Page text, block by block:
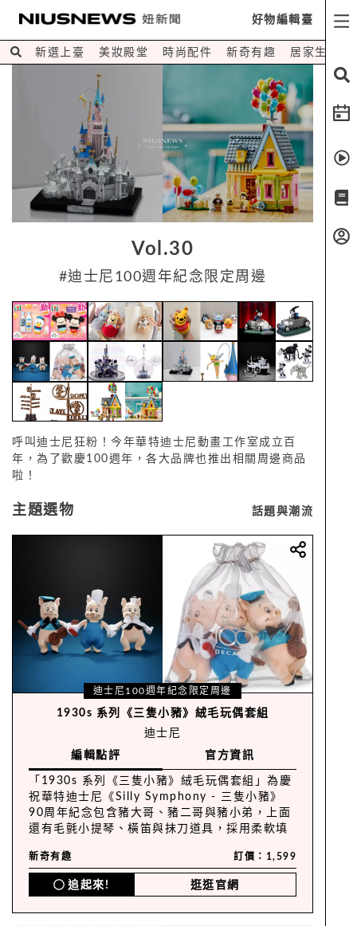
好物編輯臺
新選上臺 美妝殿堂 時尚配件 新奇有趣 居家生活
Vol.30
#迪士尼100週年紀念限定周邊
呼叫迪士尼狂粉！今年華特迪士尼動畫工作室成立百
年，為了歡慶100週年，各大品牌也推出相關周邊商品
啦！
主題選物 話題與潮流
迪士尼100週年紀念限定周邊
1930s 系列《三隻小豬》絨毛玩偶套組
迪士尼
編輯點評
官方資訊
「1930s 系列《三隻小豬》絨毛玩偶套組」為慶
祝華特迪士尼《Silly Symphony - 三隻小豬》
90周年紀念包含豬大哥、豬二哥與豬小弟，上面
還有毛氈小提琴、橫笛與抹刀道具，採用柔軟填
周年經典系列網布抽繩袋包裝！
新奇有趣 訂價：1,599
追起來! 逛逛官網